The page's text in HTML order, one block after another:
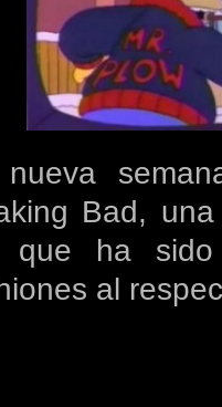
Bad,
que ha
al